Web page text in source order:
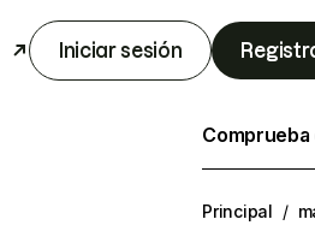
Iniciar sesión
Principal /